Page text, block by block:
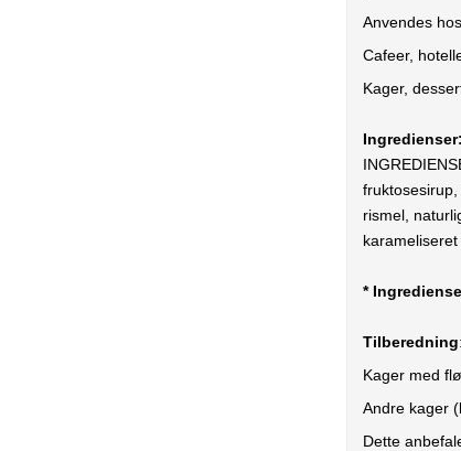
Anvendes
Cafeer,
Kager,
Ingredienser:
rismel,
*
Tilberedning:
Kager med
Andre kager
Dette